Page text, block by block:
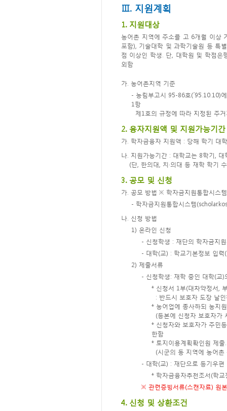
Ⅲ. 지원계획
1. 지원대상
농어촌 지역에 주소를 고 6개월 이상
포함), 기술대학 및 과학기술원 등 특
점 이상인 학생. 단, 대학원 및 학점은
외함
가. 농어촌지역 기준
- 농림부고시 95-86호(´95.10.10)
1항
제1호의 규정에 따라 지정된 주
2. 융자지원액 및 지원가능기간
가. 학자금융자 지원액 : 당해 학기 대
나. 지원가능기간 : 대학교는 8학기,
(단, 한의대, 치·의대 등 재학 학기
3. 공모 및 신청
가. 공모 방법 ※ 학자금지원통합시스
- 학자금지원통합시스템
나. 신청 방법
1) 온라인 신청
- 신청학생 : 재단의 학자금지
- 대학(교) : 학교기본정보 입
2) 제출서류
- 신청학생: 재학 중인 대학(교)
* 신청서 1부(대차약정서,
: 반드시 보호자 도장 날
* 농어업에 종사하되 농지
(등본에 신청자 보호자가
* 신청자와 보호자가 주민
한함
* 토지이용계획확인원 제
(시군의 동 지역에 농어촌
- 대학(교) : 재단으로 등기우편
* 학자금융자추천조서(학
※ 관련증빙서류(스캔자료) 원
4. 신청 및 상환조건